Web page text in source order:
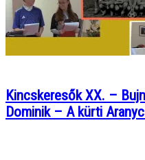
Kincskeresők XX. –
Dominik – A kürti